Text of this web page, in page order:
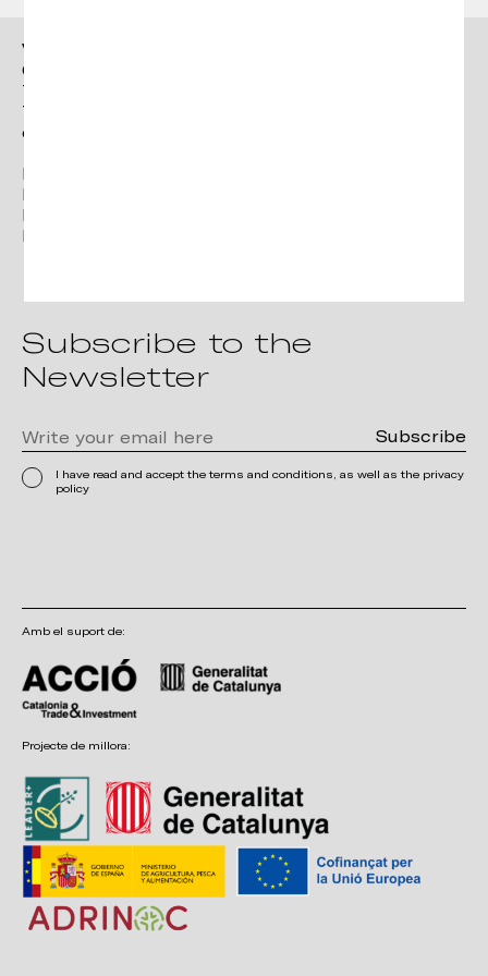
Vergés
Ctra. Brunells s/n 17853,
Tortellà (Girona)
T. +34 972 287 277
contact@verges.design
Facebook
Instagram
Linkedin
Pinterest
Subscribe to the
Newsletter
I have read and accept the terms and conditions, as well as the privacy
policy
Amb el suport de:
Projecte de millora: